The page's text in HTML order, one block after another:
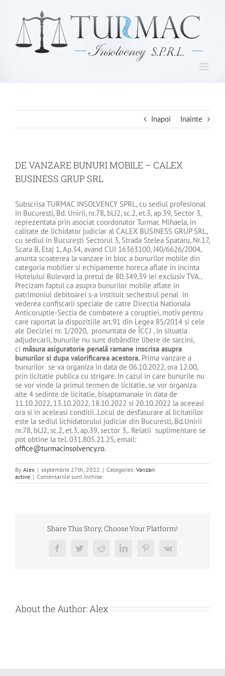
content
Inapoi Inainte
DE VANZARE BUNURI MOBILE – CALEX
BUSINESS GRUP SRL
Subscrisa TURMAC INSOLVENCY SPRL, cu sediul profesional
in Bucuresti, Bd. Unirii, nr.78, bl.J2, sc.2, et.3, ap.39, Sector 3,
reprezentata prin asociat coordonator Turmac Mihaela, in
calitate de lichidator judiciar al CALEX BUSINESS GRUP SRL,
cu sediul in Bucureşti Sectorul 3, Strada Stelea Spataru, Nr.17,
Scara B, Etaj 1, Ap.34, avand CUI 16363100, J40/6626/2004,
anunta scoaterea la vanzare in bloc a bunurilor mobile din
categoria mobilier si echipamente horeca aflate in incinta
Hotelului Bulevard la pretul de 80.349,39 lei exclusiv TVA..
Precizam faptul ca asupra bunurilor mobile aflate in
patrimoniul debitoarei s-a instituit sechestrul penal in
vederea confiscarii speciale de catre Directia Nationala
Anticoruptie-Sectia de combatere a coruptiei, motiv pentru
care raportat la dispozitiile art.91 din Legea 85/2014 si cele
ale Deciziei nr. 1/2020, pronuntata de ÎCCJ , in situatia
adjudecarii, bunurile nu sunt dobândite libere de sarcini,
ci măsura asiguratorie penală ramane inscrisa asupra
bunurilor si dupa valorificarea acestora. Prima vanzare a
bunurilor se va organiza in data de 06.10.2022, ora 12.00,
prin licitatie publica cu strigare. In cazul in care bunurile nu
se vor vinde la primul termen de licitatie, se vor organiza
alte 4 sedinte de licitatie, bisaptamanale in data de
11.10.2022, 13.10.2022, 18.10.2022 si 20.10.2022 la aceeasi
ora si in aceleasi conditii..Locul de desfasurare al licitatiilor
este la sediul lichidatorului judiciar din Bucuresti, Bd.Unirii
nr.78, bl.J2, sc.2, et.3, ap.39, sector 3,. Relatii suplimentare se
pot obtine la tel. 031.805.21.25, email:
office@turmacinsolvency.ro.
By Alex | septembrie 27th, 2022 | Categories: Vanzari
active | Comentariile sunt închisepentru
DE
BUSINESS
GRUP
Share This Story, Choose Your Platform!
FacebookTwitterRedditLinkedInPinterest
Vk
About the Author: Alex